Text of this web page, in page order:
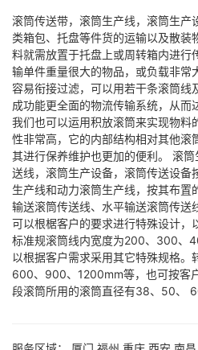
滚筒传送带，滚筒生产线，滚筒生产
类箱包、托盘等件货的运输以及散装
料就需放置于托盘上或周转箱内进行
输单件重量很大的物品，或负载非常
容易衔接过滤，可以用若干条滚筒线
成功能更全面的物流传输系统，从而
我们也可以运用积放滚筒来实现物料
性非常高，它的内部结构相对其他滚
其进行保养维护也更加的便利。 滚
送线，滚筒生产设备，滚筒传送设备
生产线和动力滚筒生产线，按其布置
输送滚筒传送线、水平输送滚筒传送
可以根椐客户的要求进行特殊设计，
标准规滚筒线内宽度为200、300、
以根据客户需求采用其它特殊规格。
600、900、1200mm等，也可按客
段滚筒所用的滚筒直径有38、50、